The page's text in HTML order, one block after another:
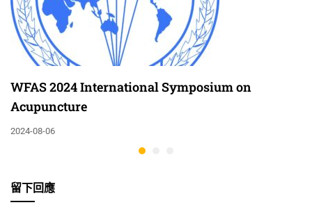
WFAS 2024 International Symposium on
Acupuncture
2024-08-06
留下回應